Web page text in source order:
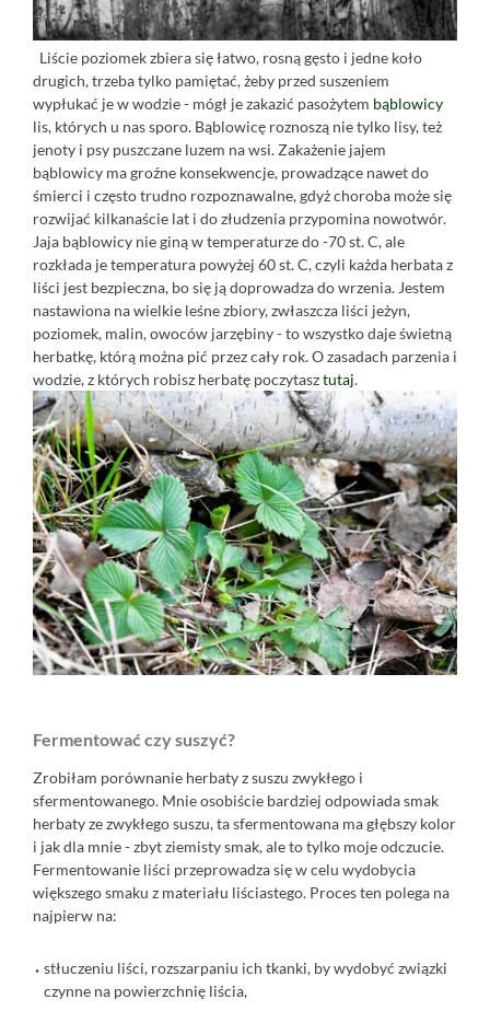
Liście poziomek zbiera się łatwo, rosną gęsto i jedne koło
drugich, trzeba tylko pamiętać, żeby przed suszeniem
wypłukać je w wodzie - mógł je zakazić pasożytem bąblowicy
lis, których u nas sporo. Bąblowicę roznoszą nie tylko lisy, też
jenoty i psy puszczane luzem na wsi. Zakażenie jajem
bąblowicy ma groźne konsekwencje, prowadzące nawet do
śmierci i często trudno rozpoznawalne, gdyż choroba może się
rozwijać kilkanaście lat i do złudzenia przypomina nowotwór.
Jaja bąblowicy nie giną w temperaturze do -70 st. C, ale
rozkłada je temperatura powyżej 60 st. C, czyli każda herbata z
liści jest bezpieczna, bo się ją doprowadza do wrzenia. Jestem
nastawiona na wielkie leśne zbiory, zwłaszcza liści jeżyn,
poziomek, malin, owoców jarzębiny - to wszystko daje świetną
herbatkę, którą można pić przez cały rok. O zasadach parzenia i
wodzie, z których robisz herbatę poczytasztutaj.
Fermentować czy suszyć?
Zrobiłam porównanie herbaty z suszu zwykłego i
sfermentowanego. Mnie osobiście bardziej odpowiada smak
herbaty ze zwykłego suszu, ta sfermentowana ma głębszy kolor
i jak dla mnie - zbyt ziemisty smak, ale to tylko moje odczucie.
Fermentowanie liści przeprowadza się w celu wydobycia
większego smaku z materiału liściastego. Proces ten polega na
najpierw na:
stłuczeniu liści, rozszarpaniu ich tkanki, by wydobyć związki
czynne na powierzchnię liścia,